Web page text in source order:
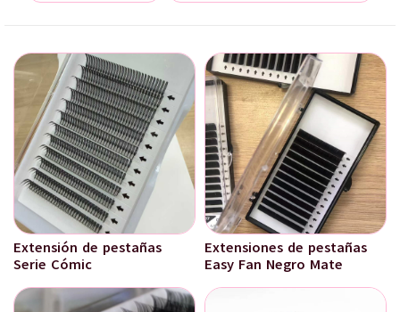
Extensión de pestañas
Serie Cómic
Extensiones de pestañas
Easy Fan Negro Mate